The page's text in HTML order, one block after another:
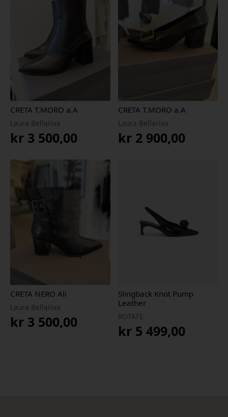
CRETA T.MORO a.A
Laura Bellariva
kr 3 500,00
CRETA T.MORO a.A
Laura Bellariva
kr2 900,00
CRETA NERO Ali
Laura Bellariva
kr 3 500,00
Slingback Knot Pump
Leather
ROTATE
kr5 499,00